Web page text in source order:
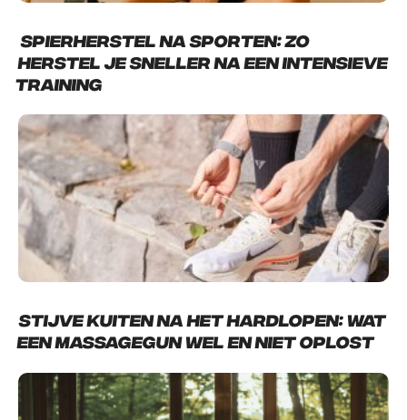
Spierherstel na sporten: zo
herstel je sneller na een intensieve
training
Stijve kuiten na het hardlopen: wat
een massagegun wel en niet oplost